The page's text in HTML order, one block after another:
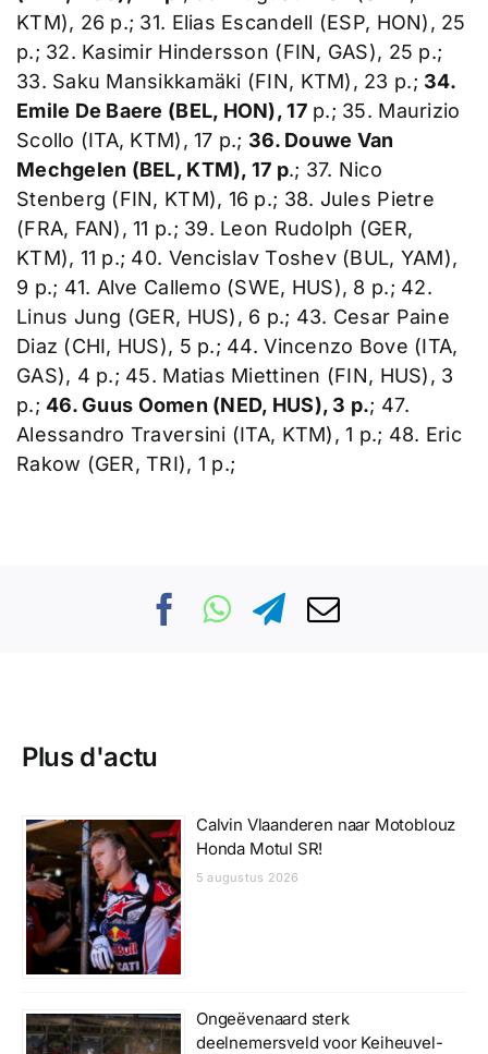
KTM), 26 p.; 31. Elias Escandell (ESP, HON), 25
p.; 32. Kasimir Hindersson (FIN, GAS), 25 p.;
33. Saku Mansikkamäki (FIN, KTM), 23 p.; 34.
Emile De Baere (BEL, HON), 17p.; 35. Maurizio
Scollo (ITA, KTM), 17 p.; 36. Douwe Van
Mechgelen (BEL, KTM), 17 p.; 37. Nico
Stenberg (FIN, KTM), 16 p.; 38. Jules Pietre
(FRA, FAN), 11 p.; 39. Leon Rudolph (GER,
KTM), 11 p.; 40. Vencislav Toshev (BUL, YAM),
9 p.; 41. Alve Callemo (SWE, HUS), 8 p.; 42.
Linus Jung (GER, HUS), 6 p.; 43. Cesar Paine
Diaz (CHI, HUS), 5 p.; 44. Vincenzo Bove (ITA,
GAS), 4 p.; 45. Matias Miettinen (FIN, HUS), 3
p.;46. Guus Oomen (NED, HUS), 3 p.; 47.
Alessandro Traversini (ITA, KTM), 1 p.; 48. Eric
Rakow (GER, TRI), 1 p.;
Plus d'actu
Calvin Vlaanderen naar Motoblouz
Honda Motul SR!
5 augustus 2026
Ongeëvenaard sterk
deelnemersveld voor Keiheuvel-